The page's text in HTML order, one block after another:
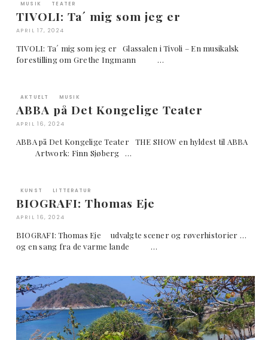
MUSIK TEATER
TIVOLI: Ta´ mig som jeg er
APRIL 17, 2024
TIVOLI: Ta´ mig som jeg er Glassalen i Tivoli – En musikalsk
forestilling om Grethe Ingmann …
AKTUELT MUSIK
ABBA på Det Kongelige Teater
APRIL 16, 2024
ABBA på Det Kongelige Teater THE SHOW en hyldest til ABBA
Artwork: Finn Sjøberg …
KUNST LITTERATUR
BIOGRAFI: Thomas Eje
APRIL 16, 2024
BIOGRAFI: Thomas Eje udvalgte scener og røverhistorier …
og en sang fra de varme lande …